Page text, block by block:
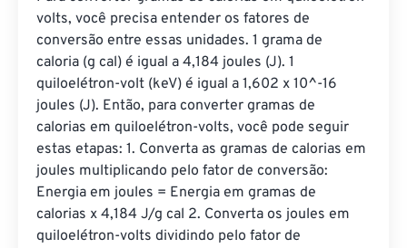
volts, você precisa entender os fatores de
conversão entre essas unidades. 1 grama de
caloria (g cal) é igual a 4,184 joules (J). 1
quiloelétron-volt (keV) é igual a 1,602 x 10^-16
joules (J). Então, para converter gramas de
calorias em quiloelétron-volts, você pode seguir
estas etapas: 1. Converta as gramas de calorias em
joules multiplicando pelo fator de conversão:
Energia em joules = Energia em gramas de
calorias x 4,184 J/g cal 2. Converta os joules em
quiloelétron-volts dividindo pelo fator de